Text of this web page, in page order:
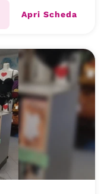
Apri Scheda